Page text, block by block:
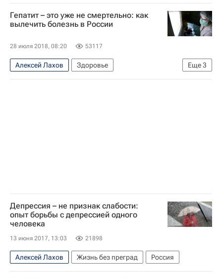
Всемирный день борьбы с гепатитом
Россия
Гепатит – это уже не смертельно: как
вылечить болезнь в России
28 июля 2018, 08:20 53117
Еще3
Алексей Лахов
Здоровье
Социальный навигатор
Депрессия – не признак слабости:
опыт борьбы с депрессией одного
человека
13 июня 2017, 13:03 21898
Алексей Лахов Жизнь без преград Россия